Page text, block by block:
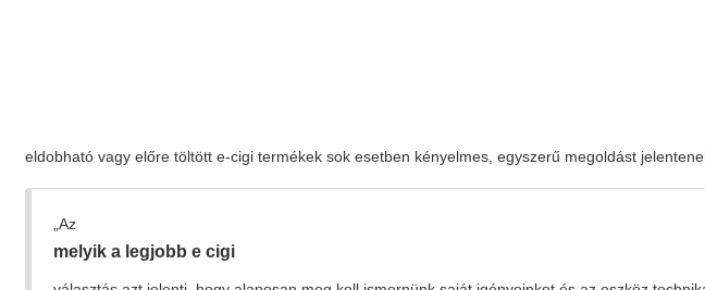
eldobható vagy előre töltött e-cigi termékek sok esetben kényelmes, egyszerű megoldást
„Az
melyik a legjobb e cigi